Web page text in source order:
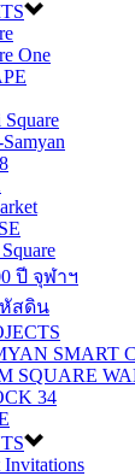
One
ปี จุฬาฯ
สดิน
SMART
SQUARE
34
Invitations